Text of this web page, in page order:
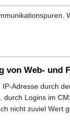
Web- und
Adresse durch
Logins im
nicht zuviel